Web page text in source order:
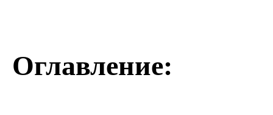
Оглавление: